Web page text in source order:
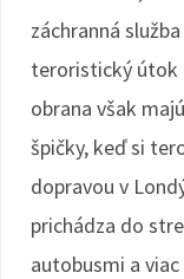
záchranná
teroristický útok
obrana však
špičky, keď si
dopravou v
prichádza do
autobusmi a